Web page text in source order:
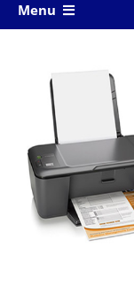
Menu
IMPRESSORAS
Larger
Image